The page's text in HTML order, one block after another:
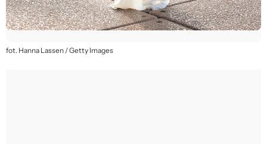
fot. Hanna Lassen / Getty Images